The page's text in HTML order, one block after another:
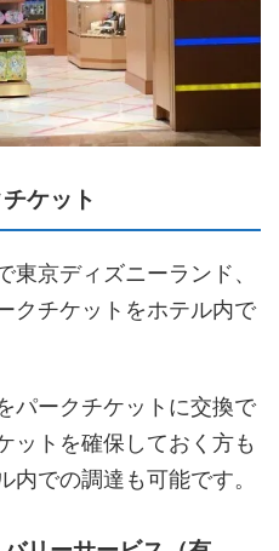
ケット
東京ディズニーランド、
クチケットをホテル内で
パークチケットに交換で
ットを確保しておく方も
内での調達も可能です。